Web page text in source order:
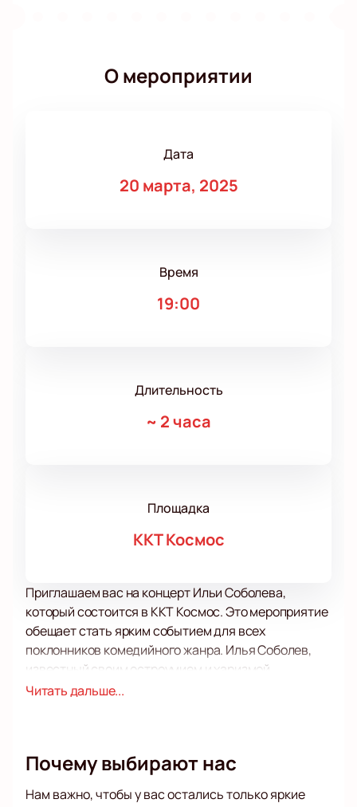
О мероприятии
Дата
20 марта, 2025
Время
19:00
Длительность
~ 2 часа
Площадка
ККТ Космос
Приглашаем вас на концерт Ильи Соболева,
который состоится в ККТ Космос. Это мероприятие
обещает стать ярким событием для всех
поклонников комедийного жанра. Илья Соболев,
известный своим остроумием и харизмой,
представит зрителям новую программу,
расположенная в центре города. Зал оснащен
что позволяет зрителям насладиться
Читать дальше...
Почему выбирают нас
Нам важно, чтобы у вас остались только яркие